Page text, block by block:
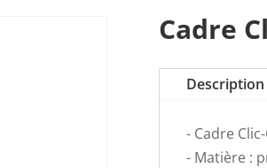
Cadre
Description
- Cadre
- Matière :